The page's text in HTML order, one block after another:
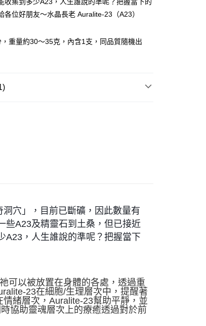
含以上)免運費
含以上)免運費
各位好朋友～水晶長老 Auralite-23（A23）
重量約30～35克，內含1支，同品質隨機出
穴」，目前已斷礦，因此數量有
些A23及精靈石到土桑，但已接近
A23，人生誰說的準呢？把握當下
可以被放置在身體的各處，透過重
23在細胞/生理層次中，提醒著
緒層次，Auralite-23幫助平靜，並
協助靈魂層次上的療癒透過對於前